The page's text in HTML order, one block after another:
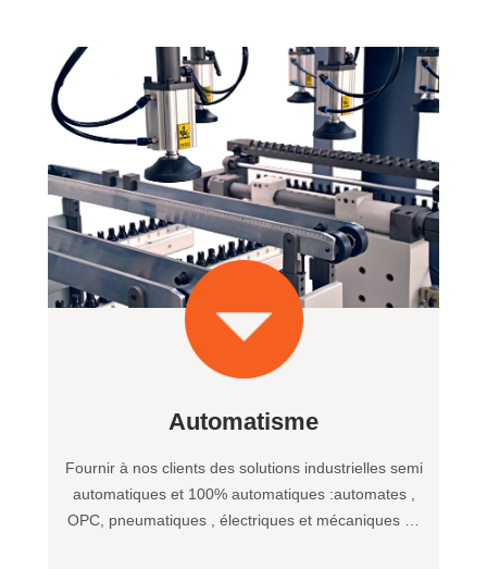
Automatisme
Fournir à nos clients des solutions industrielles semi
automatiques et 100% automatiques :automates ,
OPC, pneumatiques , électriques et mécaniques …